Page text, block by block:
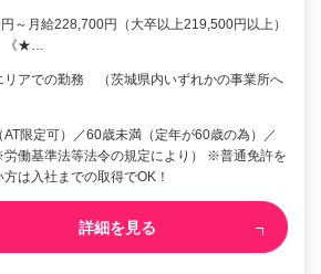
～月給228,700円（大卒以上219,500円以上）
《★…
リアでの勤務 （茨城県内いずれかの事業所へ
限定可）／60歳未満（定年が60歳の為）／
働基準法等法令の規定により） ※普通免許を
は入社までの取得でOK！
詳細を見る